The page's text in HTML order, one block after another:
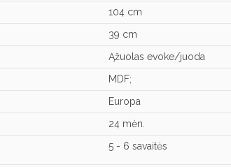
104 cm
39 cm
Ąžuolas evoke/juoda
MDF;
Europa
24 mėn.
5 - 6 savaitės